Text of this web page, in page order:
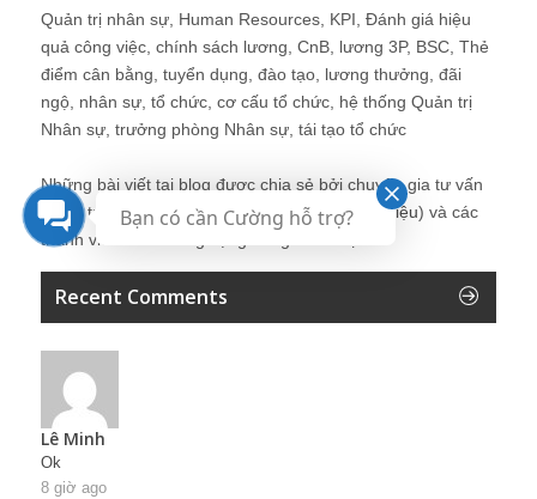
Quản trị nhân sự, Human Resources, KPI, Đánh giá hiệu
quả công việc, chính sách lương, CnB, lương 3P, BSC, Thẻ
điểm cân bằng, tuyển dụng, đào tạo, lương thưởng, đãi
ngộ, nhân sự, tổ chức, cơ cấu tổ chức, hệ thống Quản trị
Nhân sự, trưởng phòng Nhân sự, tái tạo tổ chức
Những bài viết tại blog được chia sẻ bởi chuyên gia tư vấn
Quản trị Nhân sự Nguyễn Hùng Cường (giới thiệu) và các
thành viên khác trong cộng đồng Nhân sự.
Recent Comments
Lê Minh
Ok
8 giờ ago
Bạn có cần Cường hỗ trợ?